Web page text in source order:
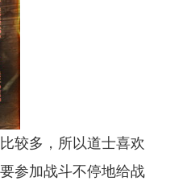
较多，所以道士喜欢
参加战斗不停地给战